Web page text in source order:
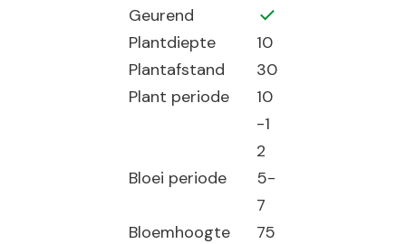
Geurend
Plantdiepte
10
Plantafstand
30
Plant periode
10
-1
2
Bloei periode
5-
7
Bloemhoogte
75